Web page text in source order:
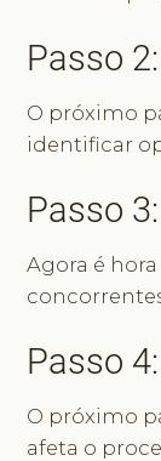
Passo
O próximo
identificar
Passo
Agora é
Passo
O próximo
afeta o